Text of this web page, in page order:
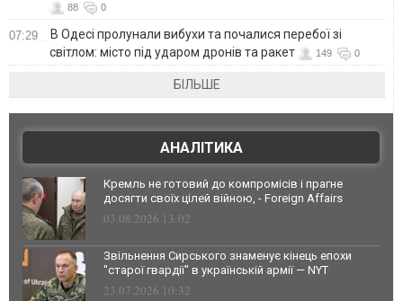
88 0
07:29
В Одесі пролунали вибухи та почалися перебої зі
світлом: місто під ударом дронів та ракет
149 0
БІЛЬШЕ
АНАЛІТИКА
Кремль не готовий до компромісів і прагне
досягти своїх цілей війною, - Foreign Affairs
03.08.2026 13:02
Звільнення Сирського знаменує кінець епохи
"старої гвардії" в українській армії — NYT
23.07.2026 10:32